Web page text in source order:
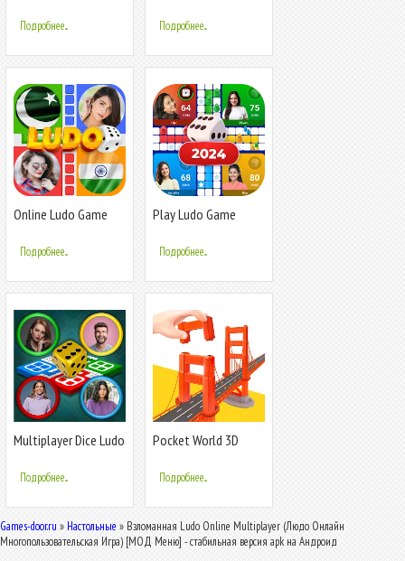
Подробнее... Подробнее...
Online Ludo Game
Подробнее...
Play Ludo Game
Подробнее...
Multiplayer Dice Ludo
Подробнее...
Pocket World 3D
Подробнее...
Games-door.ru » Настольные » Взломанная Ludo Online Multiplayer (Людо Онлайн
Многопользовательская Игра) [МОД Меню] - стабильная версия apk на Андроид